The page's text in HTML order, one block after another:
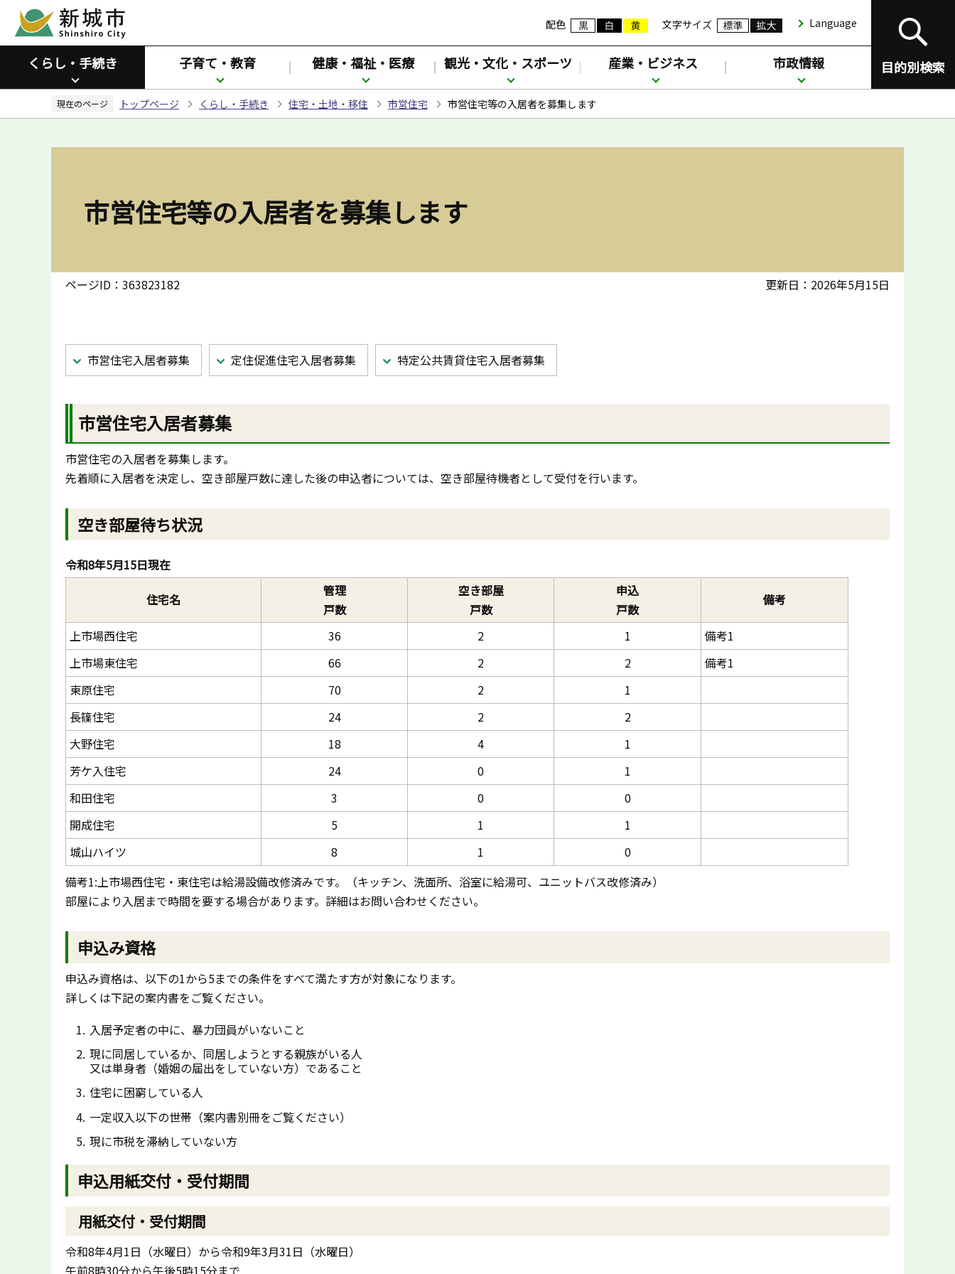
ペ
ジ
先
配色 文字サイズ Language
目的別検索
くらし・手続き 子育て・教育 健康・福祉・医療 観光・文化・スポーツ 産業・ビジネス 市政情報
現在のページ トップページ くらし・手続き 住宅・土地・移住 市営住宅 市営住宅等の入居者を募集します
市営住宅等の入居者を募集します
ページID：363823182 更新日：2026年5月15日
市営住宅入居者募集 定住促進住宅入居者募集 特定公共賃貸住宅入居者募集
市営住宅入居者募集
市営住宅の入居者を募集します。
先着順に入居者を決定し、空き部屋戸数に達した後の申込者については、空き部屋待機者として受付を行います。
空き部屋待ち状況
令和8年5月15日現在
住宅名
管理
戸数
空き部屋
戸数
申込
戸数
備考
上市場西住宅 36 2 1
備考1
上市場東住宅
66 2 2
備考1
東原住宅
70 2
1
長篠住宅
24 2
2
大野住宅
18 4
1
芳ケ入住宅
24 0
1
和田住宅
3 0
0
開成住宅
5 1
1
城山ハイツ
8 1
0
備考1:上市場西住宅・東住宅は給湯設備改修済みです。（キッチン、洗面所、浴室に給湯可、ユニットバス改修済み）
部屋により入居まで時間を要する場合があります。詳細はお問い合わせください。
申込み資格
申込み資格は、以下の1から5までの条件をすべて満たす方が対象になります。
詳しくは下記の案内書をご覧ください。
入居予定者の中に、暴力団員がいないこと
現に同居しているか、同居しようとする親族がいる人
又は単身者（婚姻の届出をしていない方）であること
住宅に困窮している人
一定収入以下の世帯（案内書別冊をご覧ください）
現に市税を滞納していない方
申込用紙交付・受付期間
用紙交付・受付期間
令和8年4月1日（水曜日）から令和9年3月31日（水曜日）
午前8時30分から午後5時15分まで